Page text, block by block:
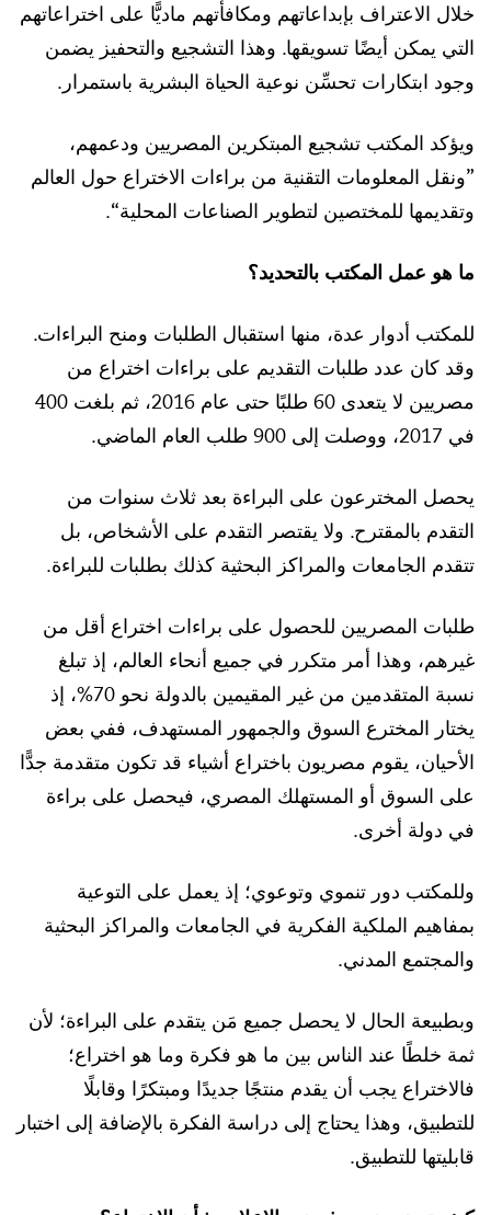
خلال الاعتراف بإبداعاتهم ومكافأتهم ماديًّا على اختراعاتهم
التي يمكن أيضًا تسويقها. وهذا التشجيع والتحفيز يضمن
وجود ابتكارات تحسِّن نوعية الحياة البشرية باستمرار .
ويؤكد المكتب تشجيع المبتكرين المصريين ودعمهم،
”ونقل المعلومات التقنية من براءات الاختراع حول العالم
وتقديمها للمختصين لتطوير الصناعات المحلية“.
ما هو عمل المكتب بالتحديد؟
للمكتب أدوار عدة، منها استقبال الطلبات ومنح البراءات.
وقد كان عدد طلبات التقديم على براءات اختراع من
مصريين لا يتعدى 60 طلبًا حتى عام 2016، ثم بلغت 400
في 2017، ووصلت إلى 900 طلب العام الماضي.
يحصل المخترعون على البراءة بعد ثلاث سنوات من
التقدم بالمقترح. ولا يقتصر التقدم على الأشخاص، بل
تتقدم الجامعات والمراكز البحثية كذلك بطلبات للبراءة.
طلبات المصريين للحصول على براءات اختراع أقل من
غيرهم، وهذا أمر متكرر في جميع أنحاء العالم، إذ تبلغ
نسبة المتقدمين من غير المقيمين بالدولة نحو 70%، إذ
يختار المخترع السوق والجمهور المستهدف، ففي بعض
الأحيان، يقوم مصريون باختراع أشياء قد تكون متقدمة جدًّا
على السوق أو المستهلك المصري، فيحصل على براءة
في دولة أخرى.
وللمكتب دور تنموي وتوعوي؛ إذ يعمل على التوعية
بمفاهيم الملكية الفكرية في الجامعات والمراكز البحثية
والمجتمع المدني.
وبطبيعة الحال لا يحصل جميع مَن يتقدم على البراءة؛ لأن
ثمة خلطًا عند الناس بين ما هو فكرة وما هو اختراع؛
فالاختراع يجب أن يقدم منتجًا جديدًا ومبتكرًا وقابلًا
للتطبيق، وهذا يحتاج إلى دراسة الفكرة بالإضافة إلى اختبار
قابليتها للتطبيق.